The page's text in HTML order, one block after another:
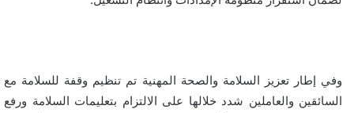
وفي إطار تعزيز السلامة والصحة المهنية تم تنظيم وقفة للسلامة مع
السائقين والعاملين شدد خلالها على الالتزام بتعليمات السلامة ورفع